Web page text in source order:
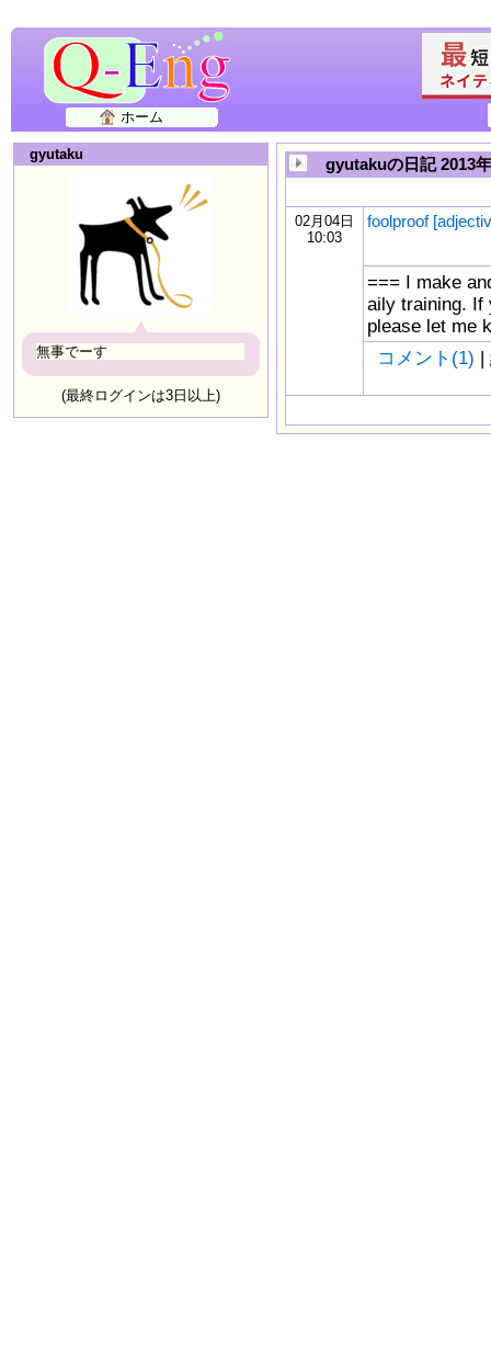
ホーム
gyutaku
無事でーす
(最終ログインは3日以上)
gyutakuの日記 2013
02月04日
10:03
foolproof
=== I make
aily training. If
please let me
コメント(1) |